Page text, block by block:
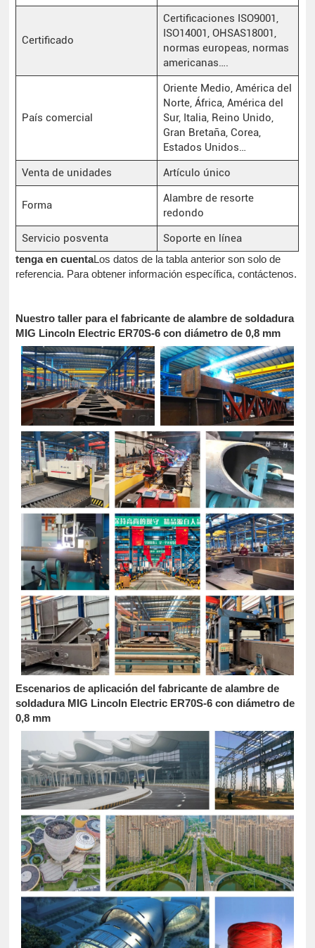
Certificado
Certificaciones ISO9001,
ISO14001, OHSAS18001,
normas europeas, normas
americanas….
País comercial
Oriente Medio, América del
Norte, África, América del
Sur, Italia, Reino Unido,
Gran Bretaña, Corea,
Estados Unidos…
Venta de unidades
Artículo único
Forma
Alambre de resorte
redondo
Servicio posventa
Soporte en línea
tenga en cuentaLos datos de la tabla anterior son solo de
referencia. Para obtener información específica, contáctenos.
Nuestro taller para el fabricante de alambre de soldadura
MIG Lincoln Electric ER70S-6 con diámetro de 0,8 mm
Escenarios de aplicación del fabricante de alambre de
soldadura MIG Lincoln Electric ER70S-6 con diámetro de
0,8 mm